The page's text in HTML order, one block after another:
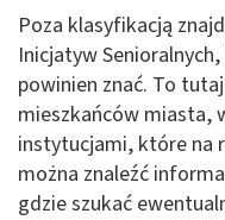
Poza klasyfikacją
Inicjatyw
powinien znać. To
mieszkańców miasta,
instytucjami, które na
można znaleźć
gdzie szukać